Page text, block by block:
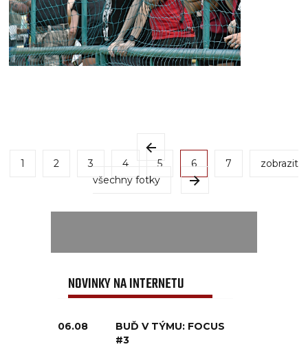
1 2 3 4 5 6 7
zobrazit
všechny fotky
NOVINKY NA INTERNETU
06.08
BUĎ V TÝMU: FOCUS
#3